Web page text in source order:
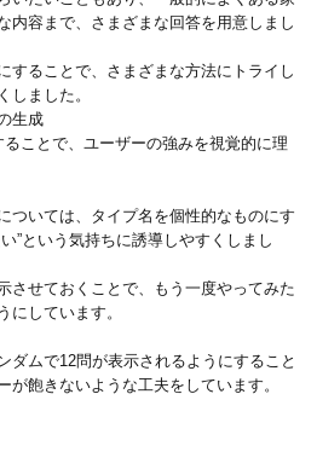
内容まで、さまざまな回答を用意しまし
することで、さまざまな方法にトライし
しました。
生成
ことで、ユーザーの強みを視覚的に理
ついては、タイプ名を個性的なものにす
”という気持ちに誘導しやすくしまし
させておくことで、もう一度やってみた
にしています。
ダムで12問が表示されるようにすること
が飽きないような工夫をしています。